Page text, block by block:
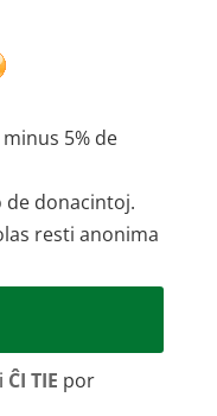
5% de
de donacintoj.
resti anonima
ĈI TIE por